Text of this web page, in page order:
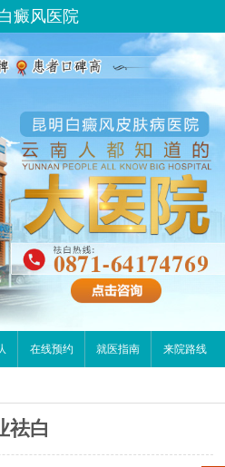
癜风医院
在线预约 就医指南 来院路线
祛白